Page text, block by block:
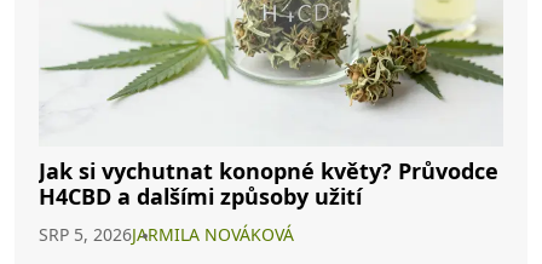
Jak si vychutnat konopné květy? Průvodce
H4CBD a dalšími způsoby užití
SRP 5, 2026JARMILA NOVÁKOVÁ